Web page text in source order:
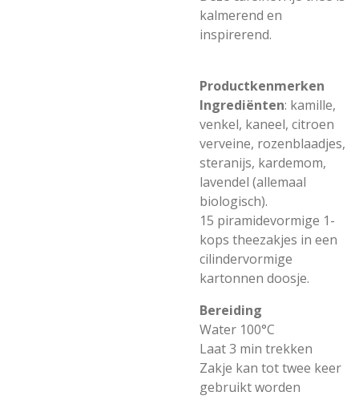
kalmerend en
inspirerend.
Productkenmerken
Ingrediënten: kamille,
venkel, kaneel, citroen
verveine, rozenblaadjes,
steranijs, kardemom,
lavendel (allemaal
biologisch).
15 piramidevormige 1-
kops theezakjes in een
cilindervormige
kartonnen doosje.
Bereiding
Water 100°C
Laat 3 min trekken
Zakje kan tot twee keer
gebruikt worden